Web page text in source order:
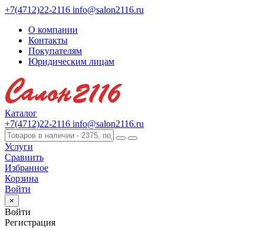
+7(4712)22-2116 info@salon2116.ru
О компании
Контакты
Покупателям
Юридическим лицам
Каталог
+7(4712)22-2116 info@salon2116.ru
Услуги
Сравнить
Избранное
Корзина
Войти
×
Войти
Регистрация